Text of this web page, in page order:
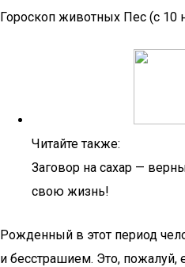
Гороскоп животных Пес (с 10
Читайте также:
Заговор на сахар —
свою жизнь!
Рожденный в этот период
и бесстрашием. Это, пожалуй,